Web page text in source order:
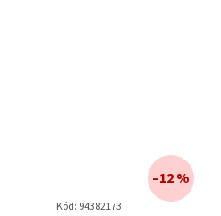
–12 %
Kód: 94382173